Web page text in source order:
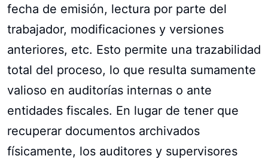
fecha de emisión, lectura por parte del
trabajador, modificaciones y versiones
anteriores, etc. Esto permite una trazabilidad
total del proceso, lo que resulta sumamente
valioso en auditorías internas o ante
entidades fiscales. En lugar de tener que
recuperar documentos archivados
físicamente, los auditores y supervisores